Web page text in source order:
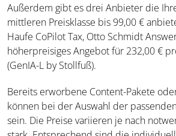
Außerdem gibt es drei Anbieter die
mittleren Preisklasse bis 99,00 €
Haufe CoPilot Tax, Otto Schmidt
höherpreisiges Angebot für 232,00 €
(GenIA-L by Stollfuß).
Bereits erworbene Content-Pakete
können bei der Auswahl der
sein. Die Preise variieren je nach